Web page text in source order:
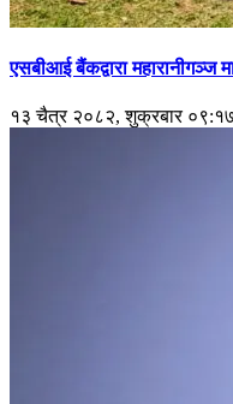
एसबीआई बैंकद्वारा महारानीगञ्ज
१३ चैत्र २०८२, शुक्रबार